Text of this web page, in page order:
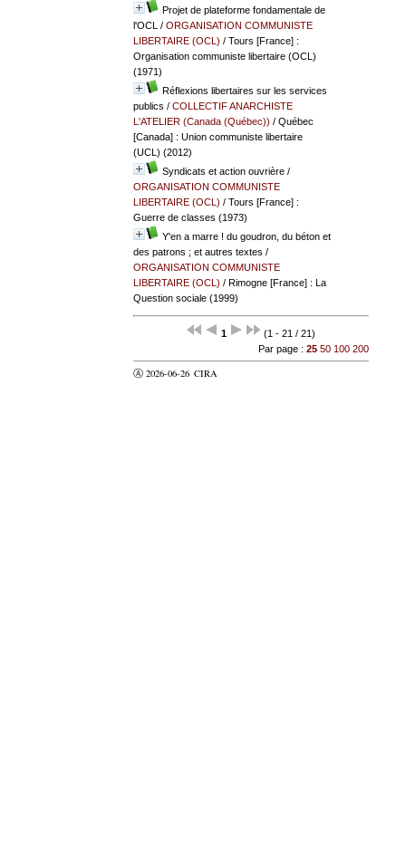
Projet de plateforme fondamentale de
l'OCL / ORGANISATION COMMUNISTE
LIBERTAIRE (OCL) / Tours [France] :
Organisation communiste libertaire (OCL)
(1971)
Réflexions libertaires sur les services
publics / COLLECTIF ANARCHISTE
L'ATELIER (Canada (Québec)) / Québec
[Canada] : Union communiste libertaire
(UCL) (2012)
Syndicats et action ouvrière/
ORGANISATION COMMUNISTE
LIBERTAIRE (OCL) / Tours [France] :
Guerre de classes (1973)
Y'en a marre ! du goudron, du béton et
des patrons ; et autres textes /
ORGANISATION COMMUNISTE
LIBERTAIRE (OCL) / Rimogne [France] : La
Question sociale (1999)
1
(1 - 21 / 21)
Par page : 25 50 100 200
Ⓐ 2026-06-26 CIRA